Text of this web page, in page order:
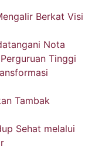
Berkat Visi
Nota
Tinggi
Tambak
Sehat melalui